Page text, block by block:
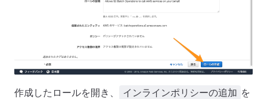
作成したロールを開き、 インラインポリシーの追加 を